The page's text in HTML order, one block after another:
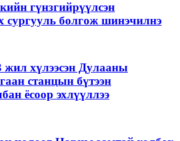
гүнзгийрүүлсэн
сургууль болгож шинэчилнэ
хүлээсэн Дулааны
станцын бүтээн
ёсоор эхлүүллээ